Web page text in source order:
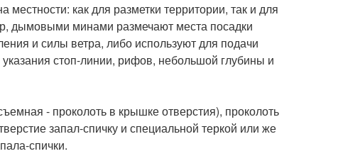
как для разметки территории, так и для
дымовыми минами размечают места посадки
и силы ветра, либо используют для подачи
стоп-линии, рифов, небольшой глубины и
- проколоть в крышке отверстия), проколоть
запал-спичку и специальной теркой или же
спички.